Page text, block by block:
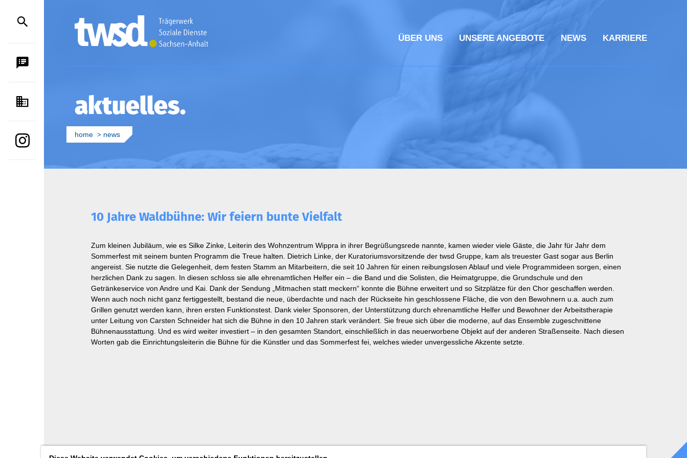
ÜBER UNS UNSERE ANGEBOTE NEWS KARRIERE
home news
aktuelles
10 Jahre Waldbühne: Wir feiern bunte Vielfalt
Zum kleinen Jubiläum, wie es Silke Zinke, Leiterin des Wohnzentrum Wippra in ihrer Begrüßungsrede nannte, kamen wieder viele Gäste, die Jahr für Jahr dem
Sommerfest mit seinem bunten Programm die Treue halten. Dietrich Linke, der Kuratoriumsvorsitzende der twsd Gruppe, kam als treuester Gast sogar aus Berlin
angereist. Sie nutzte die Gelegenheit, dem festen Stamm an Mitarbeitern, die seit 10 Jahren für einen reibungslosen Ablauf und viele Programmideen sorgen, einen
herzlichen Dank zu sagen. In diesen schloss sie alle ehrenamtlichen Helfer ein – die Band und die Solisten, die Heimatgruppe, die Grundschule und den
Getränkeservice von Andre und Kai. Dank der Sendung „Mitmachen statt meckern“ konnte die Bühne erweitert und so Sitzplätze für den Chor geschaffen werden.
Wenn auch noch nicht ganz fertiggestellt, bestand die neue, überdachte und nach der Rückseite hin geschlossene Fläche, die von den Bewohnern u.a. auch zum
Grillen genutzt werden kann, ihren ersten Funktionstest. Dank vieler Sponsoren, der Unterstützung durch ehrenamtliche Helfer und Bewohner der Arbeitstherapie
unter Leitung von Carsten Schneider hat sich die Bühne in den 10 Jahren stark verändert. Sie freue sich über die moderne, auf das Ensemble zugeschnittene
Bühnenausstattung. Und es wird weiter investiert – in den gesamten Standort, einschließlich in das neuerworbene Objekt auf der anderen Straßenseite. Nach diesen
Worten gab die Einrichtungsleiterin die Bühne für die Künstler und das Sommerfest fei, welches wieder unvergessliche Akzente setzte.
KONTAKT
INSTAGRAM